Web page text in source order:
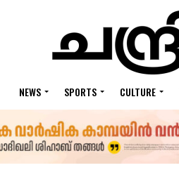
NEWS SPORTS CULTURE